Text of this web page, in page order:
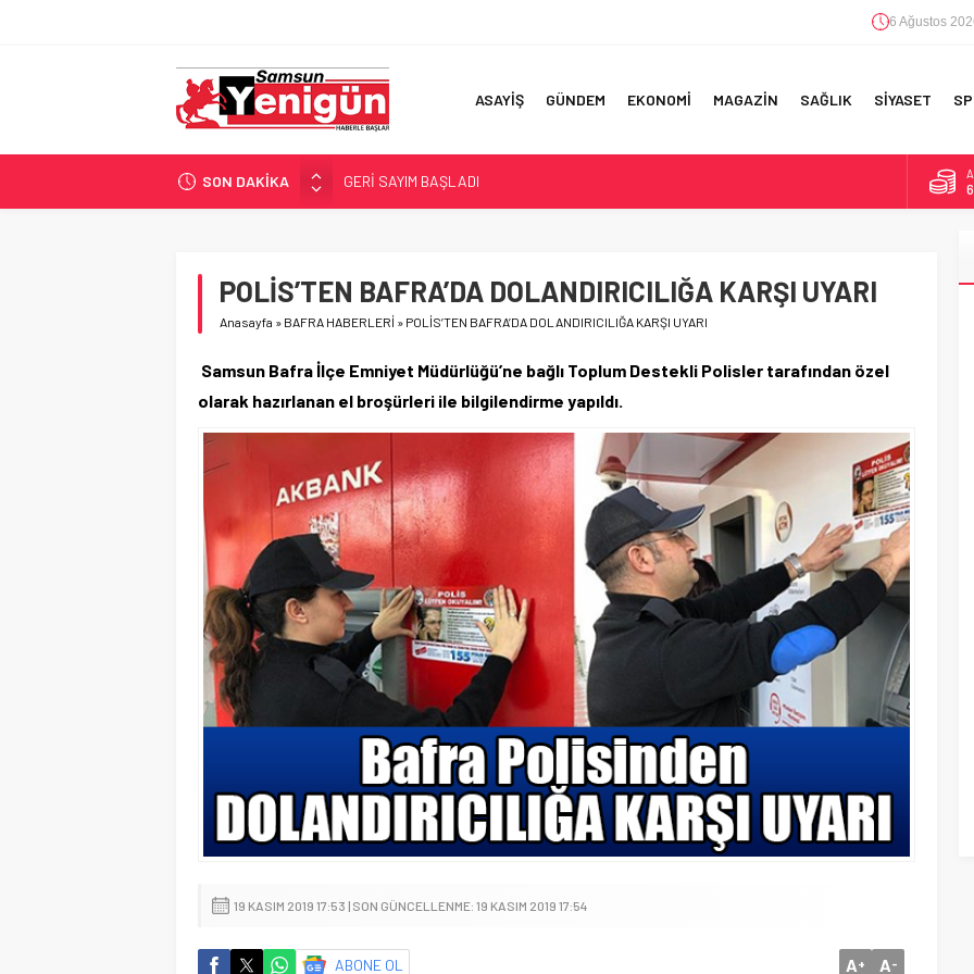
6 Ağustos
ASAYİŞ GÜNDEM EKONOMİ MAGAZİN SAĞLIK SİYASET
SON DAKİKA
GERİ SAYIM BAŞLADI
SAMSUNSPOR’DA HEDEF 5’İNCİLİK!
İŞTE FINDIK FİYATI!
YÖNETİCİ SEÇERKEN YAPILAN EN BÜYÜK HATALAR
POLİS’TEN BAFRA’DA DOLANDIRICILIĞA KARŞI UYARI
Anasayfa » BAFRA HABERLERİ » POLİS’TEN BAFRA’DA DOLANDIRICILIĞA KARŞI UYARI
Samsun Bafra İlçe Emniyet Müdürlüğü’ne bağlı Toplum Destekli Polisler tarafından özel
olarak hazırlanan el broşürleri ile bilgilendirme yapıldı.
19 KASIM 2019 17:53 | SON GÜNCELLENME: 19 KASIM 2019 17:54
ABONE OL A+ A-